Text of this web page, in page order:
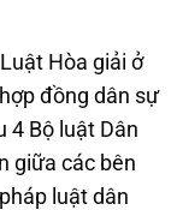
Hòa giải ở
đồng dân sự
4 Bộ luật Dân
giữa các bên
luật dân